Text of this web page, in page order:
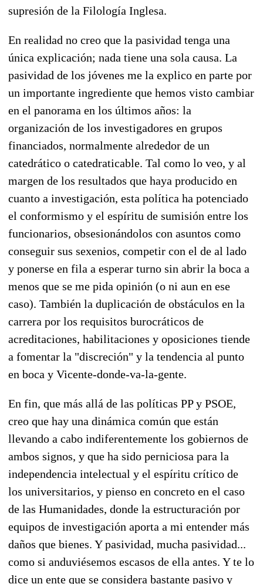
supresión de la Filología Inglesa.
En realidad no creo que la pasividad tenga una
única explicación; nada tiene una sola causa. La
pasividad de los jóvenes me la explico en parte por
un importante ingrediente que hemos visto cambiar
en el panorama en los últimos años: la
organización de los investigadores en grupos
financiados, normalmente alrededor de un
catedrático o catedraticable. Tal como lo veo, y al
margen de los resultados que haya producido en
cuanto a investigación, esta política ha potenciado
el conformismo y el espíritu de sumisión entre los
funcionarios, obsesionándolos con asuntos como
conseguir sus sexenios, competir con el de al lado
y ponerse en fila a esperar turno sin abrir la boca a
menos que se me pida opinión (o ni aun en ese
caso). También la duplicación de obstáculos en la
carrera por los requisitos burocráticos de
acreditaciones, habilitaciones y oposiciones tiende
a fomentar la "discreción" y la tendencia al punto
en boca y Vicente-donde-va-la-gente.
En fin, que más allá de las políticas PP y PSOE,
creo que hay una dinámica común que están
llevando a cabo indiferentemente los gobiernos de
ambos signos, y que ha sido perniciosa para la
independencia intelectual y el espíritu crítico de
los universitarios, y pienso en concreto en el caso
de las Humanidades, donde la estructuración por
equipos de investigación aporta a mi entender más
daños que bienes. Y pasividad, mucha pasividad...
como si anduviésemos escasos de ella antes. Y te lo
dice un ente que se considera bastante pasivo y